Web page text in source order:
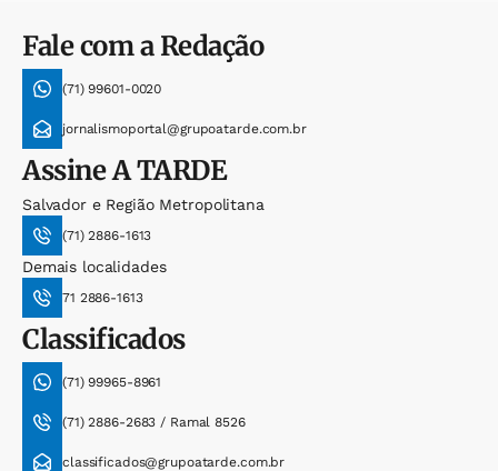
Fale com a Redação
(71) 99601-0020
jornalismoportal@grupoatarde.com.br
AssineA TARDE
Salvador e Região Metropolitana
(71) 2886-1613
Demais localidades
71 2886-1613
Classificados
(71) 99965-8961
(71) 2886-2683 / Ramal 8526
classificados@grupoatarde.com.br